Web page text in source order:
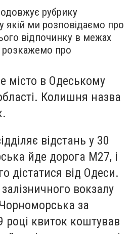
рубрику
якій ми розповідаємо про
відпочинку в межах
розкажемо про
місто в Одеському
Колишня назва
відстань у 30
йде дорога М27, і
дістатися від Одеси.
вокзалу
за
році квиток коштував